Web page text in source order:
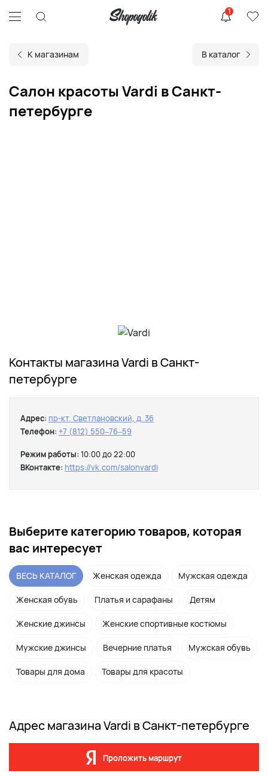
1
К магазинам В каталог
Салон красоты Vardi в Санкт-
петербурге
Контакты магазина Vardi в Санкт-
петербурге
Адрес: пр-кт. Светлановский, д. 36
Телефон: +7 (812) 550‒76‒59
Режим работы: 10:00 до 22:00
ВКонтакте: https://vk.com/salonvardi
Выберите категорию товаров, которая
вас интересует
ВЕСЬ КАТАЛОГ Женская одежда Мужская одежда
Женская обувь Платья и сарафаны Детям
Женские джинсы Женские спортивные костюмы
Мужские джинсы Вечерние платья Мужская обувь
Товары для дома Товары для красоты
Адрес магазина Vardi в Санкт-петербурге
Проложить маршрут